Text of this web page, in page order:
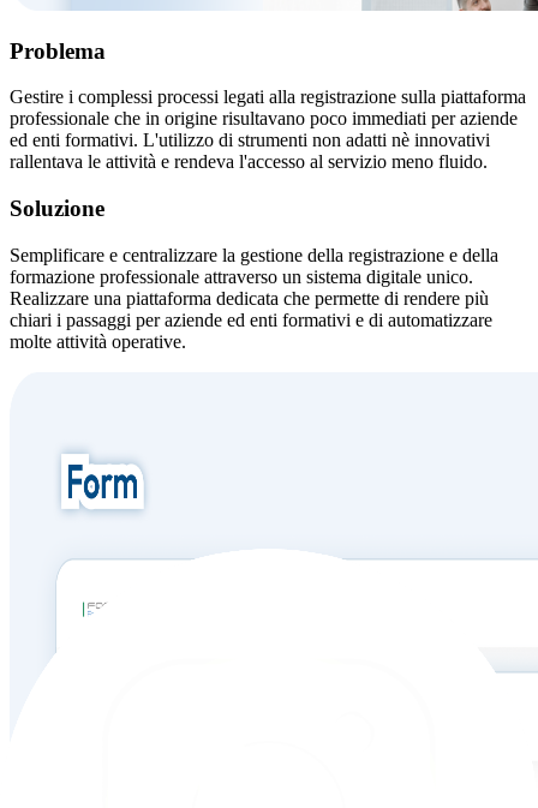
Problema
Gestire i complessi processi legati alla registrazione sulla piattaforma
professionale che in origine risultavano poco immediati per aziende
ed enti formativi. L'utilizzo di strumenti non adatti nè innovativi
rallentava le attività e rendeva l'accesso al servizio meno fluido.
Soluzione
Semplificare e centralizzare la gestione della registrazione e della
formazione professionale attraverso un sistema digitale unico.
Realizzare una piattaforma dedicata che permette di rendere più
chiari i passaggi per aziende ed enti formativi e di automatizzare
molte attività operative.